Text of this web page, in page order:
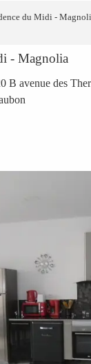
du Midi -
- Magnolia
B avenue des
favoris